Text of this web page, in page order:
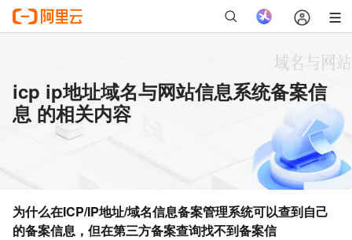
icp ip地址域名与网站信息系统备案信
息 的相关内容
为什么在ICP/IP地址/域名信息备案管理系统可以查到自己
的备案信息，但在第三方备案查询找不到备案信